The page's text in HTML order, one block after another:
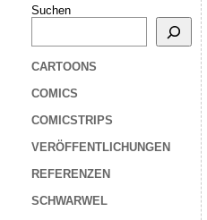
Suchen
CARTOONS
COMICS
COMICSTRIPS
VERÖFFENTLICHUNGEN
REFERENZEN
SCHWARWEL